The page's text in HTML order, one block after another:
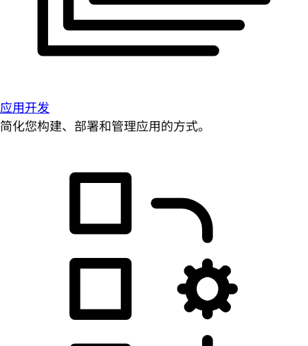
应用开发
简化您构建、部署和管理应用的方式。